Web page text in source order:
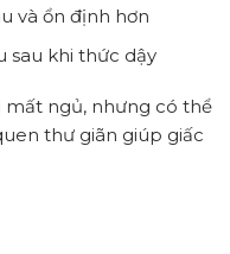
và ổn định hơn
sau khi thức dậy
mất ngủ, nhưng có thể
thư giãn giúp giấc